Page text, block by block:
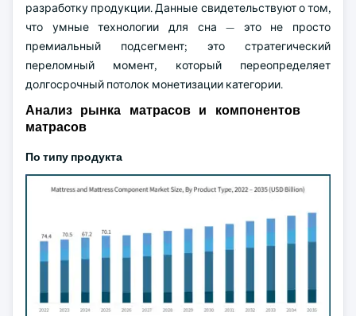
разработку продукции. Данные свидетельствуют о том,
что умные технологии для сна — это не просто
премиальный подсегмент; это стратегический
переломный момент, который переопределяет
долгосрочный потолок монетизации категории.
Анализ рынка матрасов и компонентов
матрасов
По типу продукта